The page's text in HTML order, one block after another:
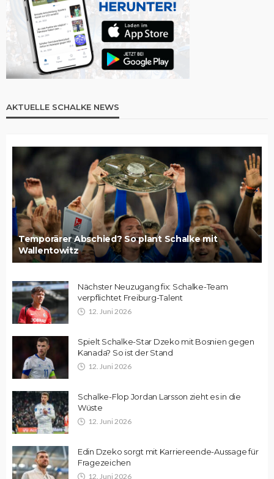
AKTUELLE SCHALKE NEWS
Temporärer Abschied? So plant Schalke mit
Wallentowitz
Nächster Neuzugang fix: Schalke-Team
verpflichtet Freiburg-Talent
12. Juni 2026
Spielt Schalke-Star Dzeko mit Bosnien gegen
Kanada? So ist der Stand
12. Juni 2026
Schalke-Flop Jordan Larsson zieht es in die
Wüste
12. Juni 2026
Edin Dzeko sorgt mit Karriereende-Aussage für
Fragezeichen
12. Juni 2026